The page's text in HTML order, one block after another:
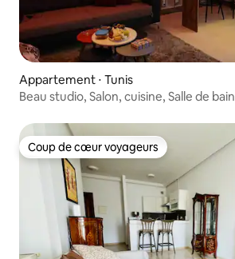
Appartement ⋅ Tunis
Beau studio, Salon, cuisine, Salle de bain
Coup de cœur voyageurs
Coup de cœur voyageurs